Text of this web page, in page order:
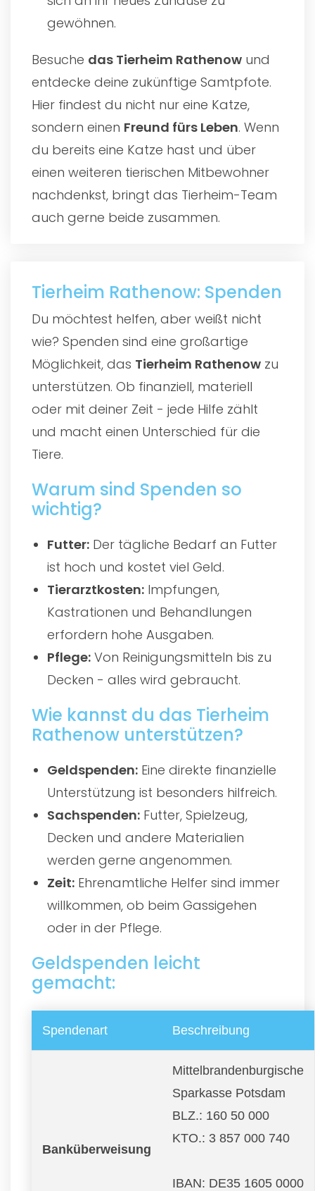
gewöhnen.
Besuche das Tierheim Rathenow und
entdecke deine zukünftige Samtpfote.
Hier findest du nicht nur eine Katze,
sondern einen Freund fürs Leben. Wenn
du bereits eine Katze hast und über
einen weiteren tierischen Mitbewohner
nachdenkst, bringt das Tierheim-Team
auch gerne beide zusammen.
Tierheim Rathenow: Spenden
Du möchtest helfen, aber weißt nicht
wie? Spenden sind eine großartige
Möglichkeit, das Tierheim Rathenow zu
unterstützen. Ob finanziell, materiell
oder mit deiner Zeit - jede Hilfe zählt
und macht einen Unterschied für die
Tiere.
Warum sind Spenden so
wichtig?
Futter: Der tägliche Bedarf an Futter
ist hoch und kostet viel Geld.
Tierarztkosten: Impfungen,
Kastrationen und Behandlungen
erfordern hohe Ausgaben.
Pflege: Von Reinigungsmitteln bis zu
Decken - alles wird gebraucht.
Wie kannst du das Tierheim
Rathenow unterstützen?
Geldspenden: Eine direkte finanzielle
Unterstützung ist besonders hilfreich.
Sachspenden: Futter, Spielzeug,
Decken und andere Materialien
werden gerne angenommen.
Zeit: Ehrenamtliche Helfer sind immer
willkommen, ob beim Gassigehen
oder in der Pflege.
Geldspenden leicht
gemacht:
Spendenart Beschreibung
Banküberweisung
Mittelbrandenburgische
Sparkasse Potsdam
BLZ.: 160 50 000
KTO.: 3 857 000 740
IBAN: DE35 1605 0000